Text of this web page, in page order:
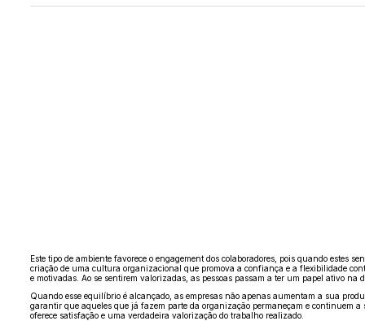
Este tipo de ambiente favorece o engagement dos colaboradores, pois quando estes
criação de uma cultura organizacional que promova a confiança e a flexibilidade
e motivadas. Ao se sentirem valorizadas, as pessoas passam a ter um papel ativo
Quando esse equilíbrio é alcançado, as empresas não apenas aumentam a sua
garantir que aqueles que já fazem parte da organização permaneçam e continuem a
oferece satisfação e uma verdadeira valorização do trabalho realizado.